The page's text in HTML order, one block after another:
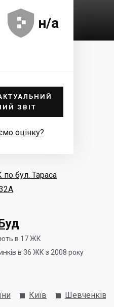
в 17 ЖК
в 36 ЖК з 2008 року




 н/а
ЗВІТ
оцінку?
бул. Тараса
Київ